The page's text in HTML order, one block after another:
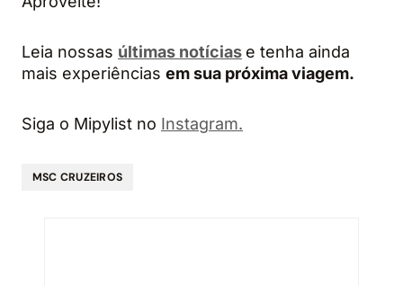
Leia nossas últimas notícias e tenha ainda
mais experiências em sua próxima viagem.
Siga o Mipylist no Instagram.
MSC CRUZEIROS